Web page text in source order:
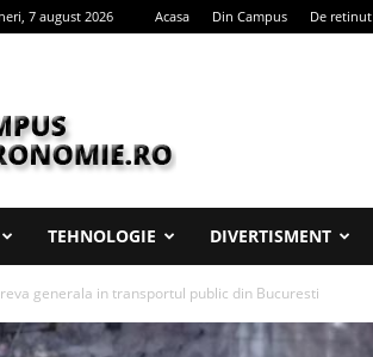
7 august 2026 Acasa Din Campus De retinut
TEHNOLOGIE DIVERTISMENT
generala in transportul public din Bucuresti